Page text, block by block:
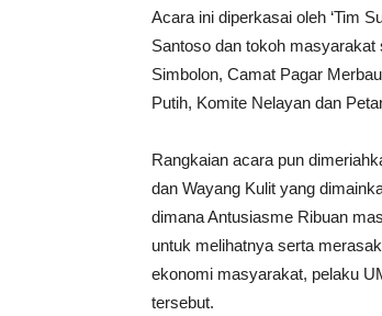
Acara ini diperkasai oleh ‘Tim
Santoso dan tokoh
Simbolon, Camat Pagar
Putih, Komite Nelayan dan
Rangkaian acara pun
dan Wayang Kulit yang
dimana Antusiasme Ribuan
untuk melihatnya serta
ekonomi masyarakat, pelaku
tersebut.